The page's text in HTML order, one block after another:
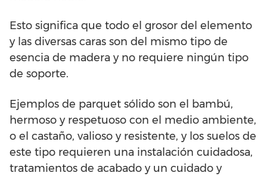
Esto significa que todo el grosor del elemento
y las diversas caras son del mismo tipo de
esencia de madera y no requiere ningún tipo
de soporte.
Ejemplos de parquet sólido son el bambú,
hermoso y respetuoso con el medio ambiente,
o el castaño, valioso y resistente, y los suelos de
este tipo requieren una instalación cuidadosa,
tratamientos de acabado y un cuidado y